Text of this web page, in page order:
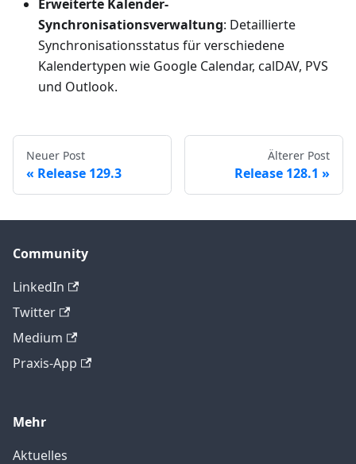
Erweiterte Kalender-
Synchronisationsverwaltung: Detaillierte
Synchronisationsstatus für verschiedene
Kalendertypen wie Google Calendar, calDAV, PVS
und Outlook.
Neuer Post
Release 129.3
Älterer Post
Release 128.1
Community
LinkedIn
Twitter
Medium
Praxis-App
Mehr
Aktuelles